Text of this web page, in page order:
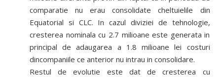
comparatie nu erau consolidate cheltuielile din
Equatorial si CLC. In cazul diviziei de tehnologie,
cresterea nominala cu 2.7 milioane este generata in
principal de adaugarea a 1.8 milioane lei costuri
dincompaniile ce anterior nu intrau in consolidare.
Restul de evolutie este dat de cresterea cu